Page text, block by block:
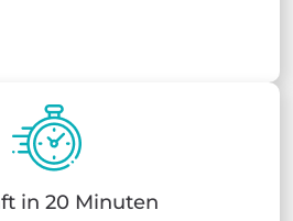
in 20 Minuten